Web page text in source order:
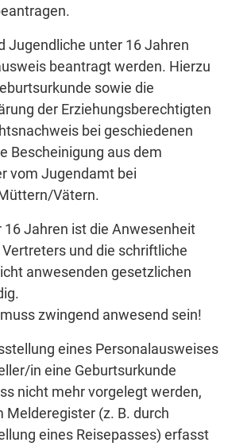
Jugendliche unter 16 Jahren
beantragt werden. Hierzu
sowie die
der Erziehungsberechtigten
bei geschiedenen
Bescheinigung aus dem
vom Jugendamt bei
Vätern.
16 Jahren ist die Anwesenheit
und die schriftliche
anwesenden gesetzlichen
zwingend anwesend sein!
eines Personalausweises
in eine Geburtsurkunde
nicht mehr vorgelegt werden,
Melderegister (z. B. durch
eines Reisepasses) erfasst